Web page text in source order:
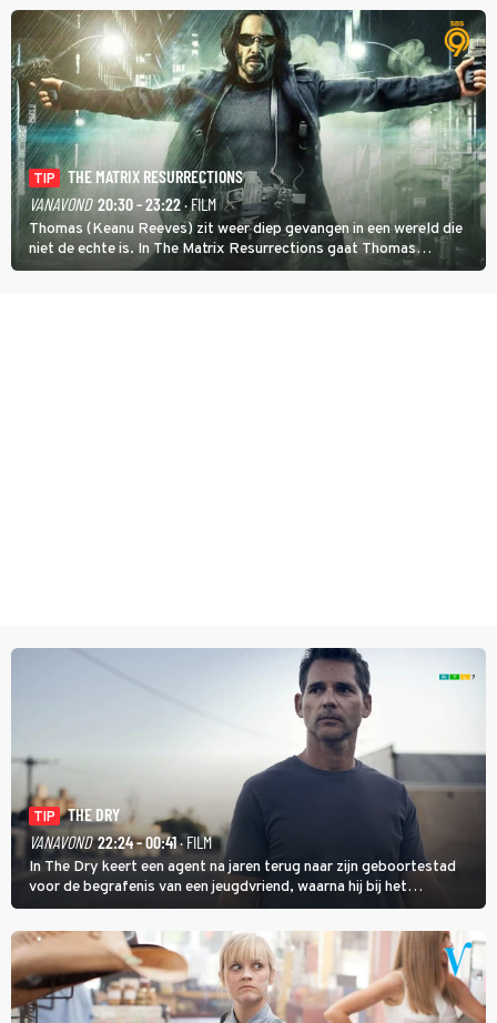
TIP
THE MATRIX RESURRECTIONS
VANAVOND 20:30 - 23:22· FILM
Thomas (Keanu Reeves) zit weer diep gevangen in een wereld die
niet de echte is. In The Matrix Resurrections gaat Thomas
proberen uit deze schijnwereld te ontsnappen.
TIP
THE DRY
VANAVOND 22:24 - 00:41· FILM
In The Dry keert een agent na jaren terug naar zijn geboortestad
voor de begrafenis van een jeugdvriend, waarna hij bij het
onderzoeken van diens dood een verband begint te vermoeden
met een oude zaak.